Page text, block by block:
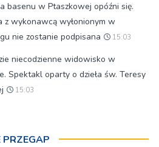
basenu w Ptaszkowej opóźni się.
z wykonawcą wyłonionym w
nie zostanie podpisana
15:03
niecodzienne widowisko w
Spektakl oparty o dzieła św. Teresy
15:03
PRZEGAP